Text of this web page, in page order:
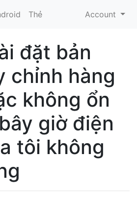
Thẻ Account
đặt bản
chỉnh hàng
không ổn
giờ điện
tôi không